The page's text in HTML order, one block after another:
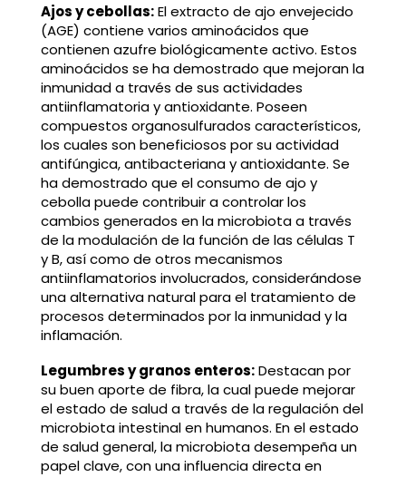
Ajos y cebollas:El extracto de ajo envejecido
(AGE) contiene varios aminoácidos que
contienen azufre biológicamente activo. Estos
aminoácidos se ha demostrado que mejoran la
inmunidad a través de sus actividades
antiinflamatoria y antioxidante. Poseen
compuestos organosulfurados característicos,
los cuales son beneficiosos por su actividad
antifúngica, antibacteriana y antioxidante. Se
ha demostrado que el consumo de ajo y
cebolla puede contribuir a controlar los
cambios generados en la microbiota a través
de la modulación de la función de las células T
y B, así como de otros mecanismos
antiinflamatorios involucrados, considerándose
una alternativa natural para el tratamiento de
procesos determinados por la inmunidad y la
inflamación.
Legumbres y granos enteros:Destacan por
su buen aporte de fibra, la cual puede mejorar
el estado de salud a través de la regulación del
microbiota intestinal en humanos. En el estado
de salud general, la microbiota desempeña un
papel clave, con una influencia directa en